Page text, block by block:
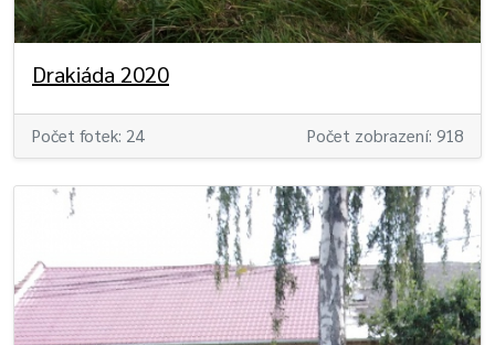
Drakiáda 2020
Počet fotek: 24 Počet zobrazení: 918